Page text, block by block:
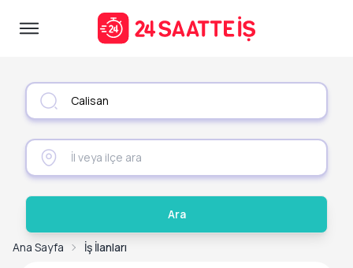
Ara
Ana Sayfa İş İlanları